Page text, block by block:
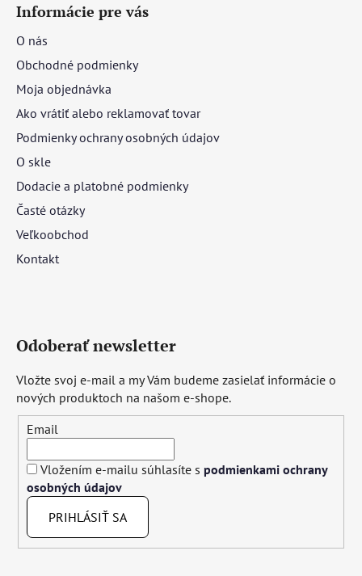
Informácie pre vás
O nás
Obchodné podmienky
Moja objednávka
Ako vrátiť alebo reklamovať tovar
Podmienky ochrany osobných údajov
O skle
Dodacie a platobné podmienky
Časté otázky
Veľkoobchod
Kontakt
Odoberať newsletter
Vložte svoj e-mail a my Vám budeme zasielať informácie o
nových produktoch na našom e-shope.
Email
Vložením e-mailu súhlasíte s podmienkami ochrany
osobných údajov
PRIHLÁSIŤ SA